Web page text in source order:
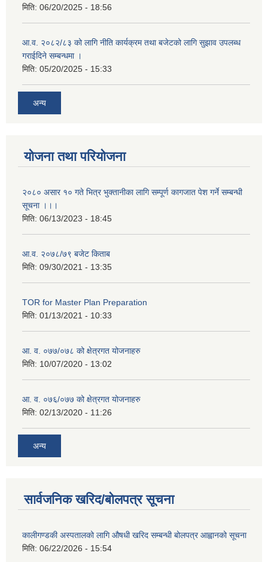
मिति: 06/20/2025 - 18:56
आ.व. २०८२/८३ को लागि नीति कार्यक्रम तथा बजेटको लागि सुझाव उपलब्ध
गराईदिने सम्बन्धमा ।
मिति: 05/20/2025 - 15:33
अन्य
योजना तथा परियोजना
२०८० असार १० गते भित्र भुक्तानीका लागि सम्पूर्ण कागजात पेश गर्ने सम्बन्धी
सूचना ।।।
मिति: 06/13/2023 - 18:45
आ.व. २०७८/७९ बजेट किताब
मिति: 09/30/2021 - 13:35
TOR for Master Plan Preparation
मिति: 01/13/2021 - 10:33
आ. व. ०७७/०७८ को क्षेत्रगत योजनाहरु
मिति: 10/07/2020 - 13:02
आ. व. ०७६/०७७ को क्षेत्रगत योजनाहरु
मिति: 02/13/2020 - 11:26
अन्य
सार्वजनिक खरिद/बोलपत्र सूचना
कालीगण्डकी अस्पतालको लागि औषधी खरिद सम्बन्धी बोलपत्र आह्वानको सूचना
मिति: 06/22/2026 - 15:54